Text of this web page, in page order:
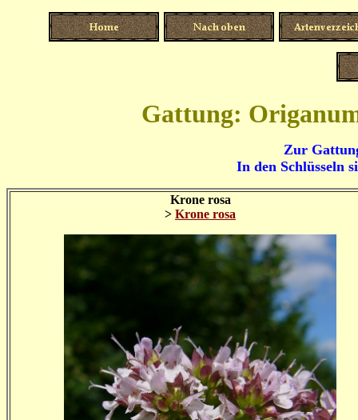
Gattung:
Zur
In den Schlüsseln
Krone rosa
> Krone rosa